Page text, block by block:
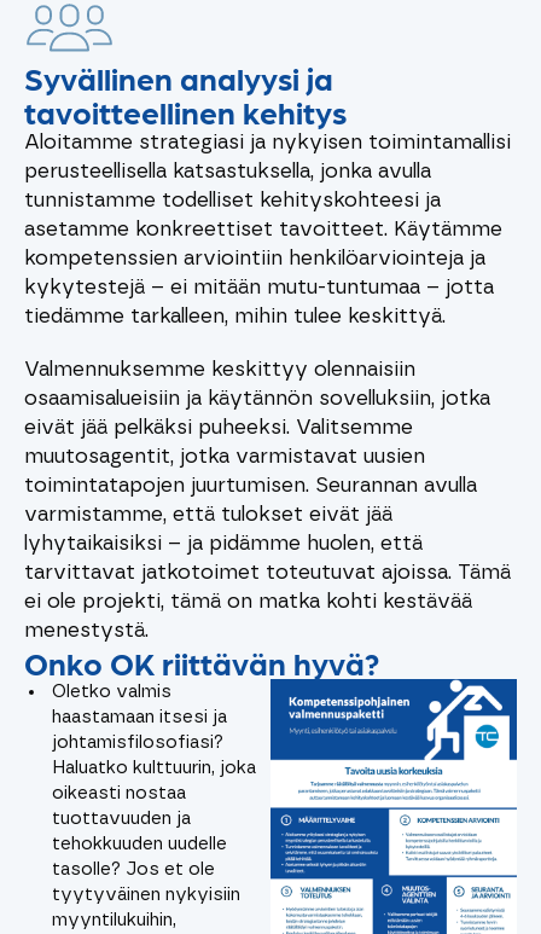
Syvällinen analyysi ja
tavoitteellinen kehitys
Aloitamme strategiasi ja nykyisen toimintamallisi
perusteellisella katsastuksella, jonka avulla
tunnistamme todelliset kehityskohteesi ja
asetamme konkreettiset tavoitteet. Käytämme
kompetenssien arviointiin henkilöarviointeja ja
kykytestejä – ei mitään mutu-tuntumaa – jotta
tiedämme tarkalleen, mihin tulee keskittyä.
Valmennuksemme keskittyy olennaisiin
osaamisalueisiin ja käytännön sovelluksiin, jotka
eivät jää pelkäksi puheeksi. Valitsemme
muutosagentit, jotka varmistavat uusien
toimintatapojen juurtumisen. Seurannan avulla
varmistamme, että tulokset eivät jää
lyhytaikaisiksi – ja pidämme huolen, että
tarvittavat jatkotoimet toteutuvat ajoissa. Tämä
ei ole projekti, tämä on matka kohti kestävää
menestystä.
Onko OK riittävän hyvä?
Oletko valmis
haastamaan itsesi ja
johtamisfilosofiasi?
Haluatko kulttuurin, joka
oikeasti nostaa
tuottavuuden ja
tehokkuuden uudelle
tasolle? Jos et ole
tyytyväinen nykyisiin
myyntilukuihin,